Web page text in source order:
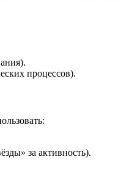
процессов).
за активность).